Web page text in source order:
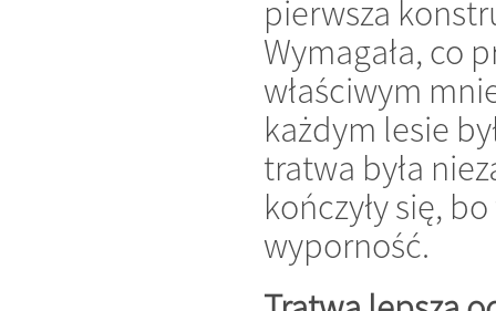
pierwsza
Wymagała, co
właściwym
każdym lesie
tratwa była
kończyły się,
wyporność.